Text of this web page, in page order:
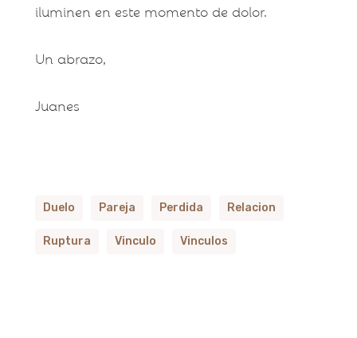
iluminen en este momento de dolor.
Un abrazo,
Juanes
Duelo Pareja Perdida Relacion
Ruptura Vinculo Vinculos